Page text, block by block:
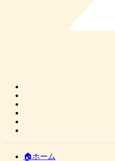
🏠ホーム